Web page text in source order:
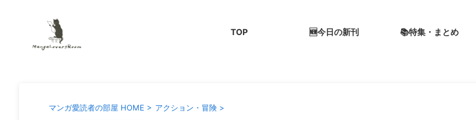
TOP 🆕今日の新刊 📚特集・まとめ
マンガ愛読者の部屋 HOME > アクション・冒険 >